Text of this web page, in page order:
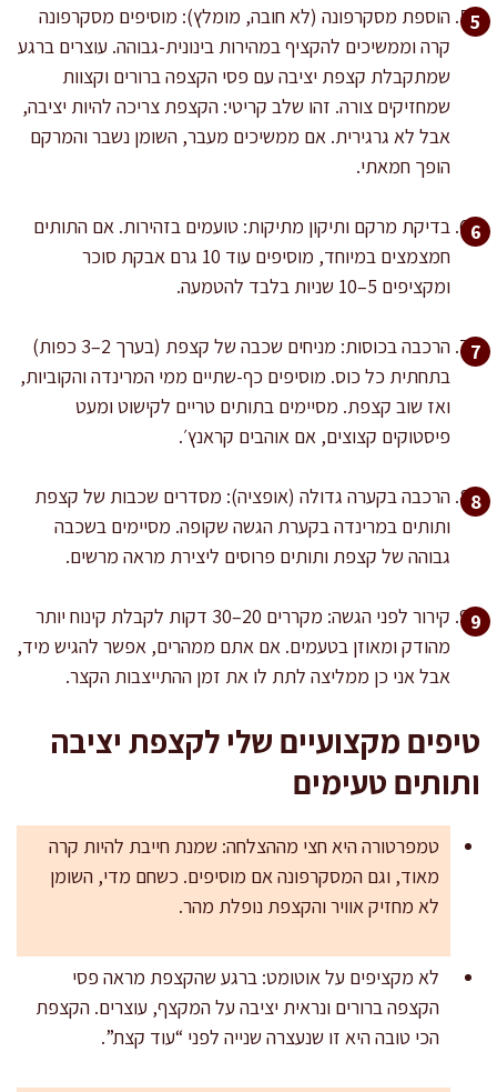
הוספת מסקרפונה (לא חובה, מומלץ): מוסיפים מסקרפונה
קרה וממשיכים להקציף במהירות בינונית-גבוהה. עוצרים ברגע
שמתקבלת קצפת יציבה עם פסי הקצפה ברורים וקצוות
שמחזיקים צורה. זהו שלב קריטי: הקצפת צריכה להיות יציבה,
אבל לא גרגירית. אם ממשיכים מעבר, השומן נשבר והמרקם
הופך חמאתי.
בדיקת מרקם ותיקון מתיקות: טועמים בזהירות. אם התותים
חמצמצים במיוחד, מוסיפים עוד 10 גרם אבקת סוכר
ומקציפים 5–10 שניות בלבד להטמעה.
הרכבה בכוסות: מניחים שכבה של קצפת (בערך 2–3 כפות)
בתחתית כל כוס. מוסיפים כף-שתיים ממי המרינדה והקוביות,
ואז שוב קצפת. מסיימים בתותים טריים לקישוט ומעט
פיסטוקים קצוצים, אם אוהבים קראנץ׳.
הרכבה בקערה גדולה (אופציה): מסדרים שכבות של קצפת
ותותים במרינדה בקערת הגשה שקופה. מסיימים בשכבה
גבוהה של קצפת ותותים פרוסים ליצירת מראה מרשים.
קירור לפני הגשה: מקררים 20–30 דקות לקבלת קינוח יותר
מהודק ומאוזן בטעמים. אם אתם ממהרים, אפשר להגיש מיד,
אבל אני כן ממליצה לתת לו את זמן ההתייצבות הקצר.
טיפים מקצועיים שלי לקצפת יציבה
ותותים טעימים
טמפרטורה היא חצי מההצלחה: שמנת חייבת להיות קרה
מאוד, וגם המסקרפונה אם מוסיפים. כשחם מדי, השומן
לא מחזיק אוויר והקצפת נופלת מהר.
לא מקציפים על אוטומט: ברגע שהקצפת מראה פסי
הקצפה ברורים ונראית יציבה על המקצף, עוצרים. הקצפת
הכי טובה היא זו שנעצרה שנייה לפני “עוד קצת”.